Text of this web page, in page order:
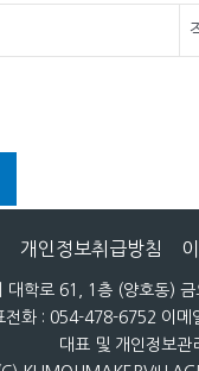
개인정보취급방침
학로 61, 1층 (양호동)
전화 : 054-478-6752 이
대표 및 개인정보관